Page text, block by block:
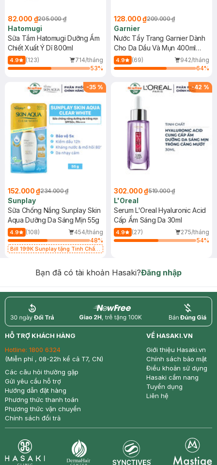
82.000 ₫205.000 ₫
Hatomugi
Sữa Tắm Hatomugi Dưỡng Ẩm
Chiết Xuất Ý Dĩ 800ml
4.9 (123)
714/tháng
53%
128.000 ₫209.000 ₫
Garnier
Nước Tẩy Trang Garnier Dành
Cho Da Dầu Và Mụn 400ml
(Mới)
4.9 (69)
942/tháng
64%
-35 %
152.000 ₫234.000 ₫
Sunplay
Sữa Chống Nắng Sunplay Skin
Aqua Dưỡng Da Sáng Mịn 55g
4.9 (108)
454/tháng
48%
Bill 199K Sunplay tặng Tinh Chất
-42 %
302.000 ₫519.000 ₫
L'Oreal
Serum L'Oreal Hyaluronic Acid
Cấp Ẩm Sáng Da 30ml
4.9 (27)
275/tháng
54%
Bạn đã có tài khoản Hasaki?Đăng nhập
return nowfree price
HỖ TRỢ KHÁCH HÀNG
Hotline: 1800 6324
(Miễn phí , 08-22h kể cả T7, CN)
Các câu hỏi thường gặp
Gửi yêu cầu hỗ trợ
Hướng dẫn đặt hàng
Phương thức thanh toán
Phương thức vận chuyển
Chính sách đổi trả
VỀ HASAKI.VN
Giới thiệu Hasaki.vn
Chính sách bảo mật
Điều khoản sử dụng
Hasaki cẩm nang
Tuyển dụng
Liên hệ